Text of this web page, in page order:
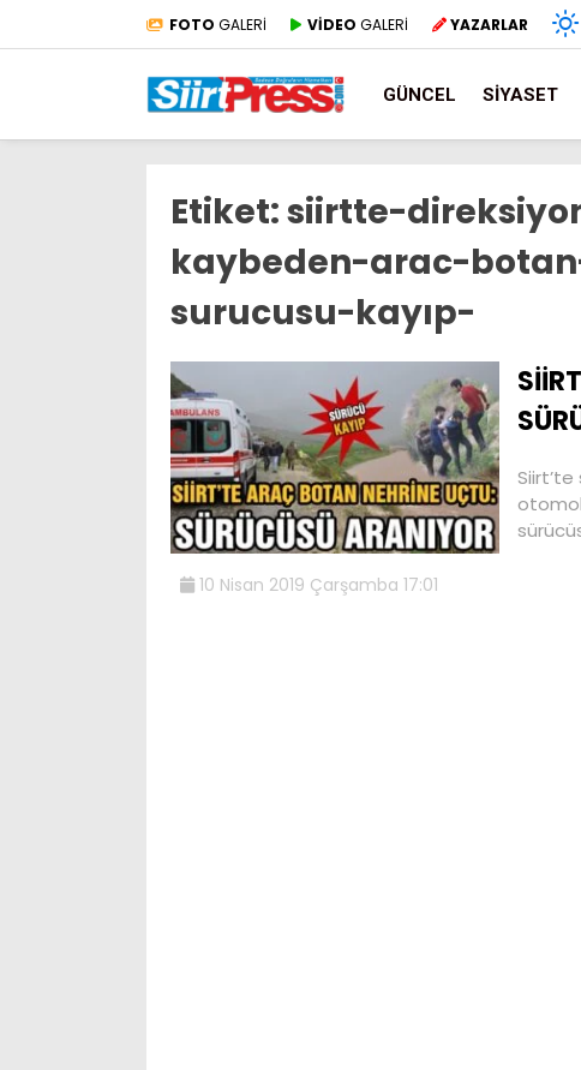
FOTO GALERİ VİDEO GALERİ YAZARLAR
GÜNCEL SIYASET
Etiket:siirtte-
kaybeden-arac-
surucusu-kayıp-
10 Nisan 2019 Çarşamba 17:01